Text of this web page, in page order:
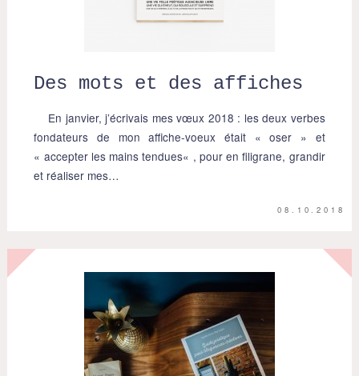
Des mots et des affiches
En janvier, j’écrivais mes vœux 2018 : les deux verbes
fondateurs de mon affiche-voeux était « oser » et
« accepter les mains tendues« , pour en filigrane, grandir
et réaliser mes…
08.10.2018